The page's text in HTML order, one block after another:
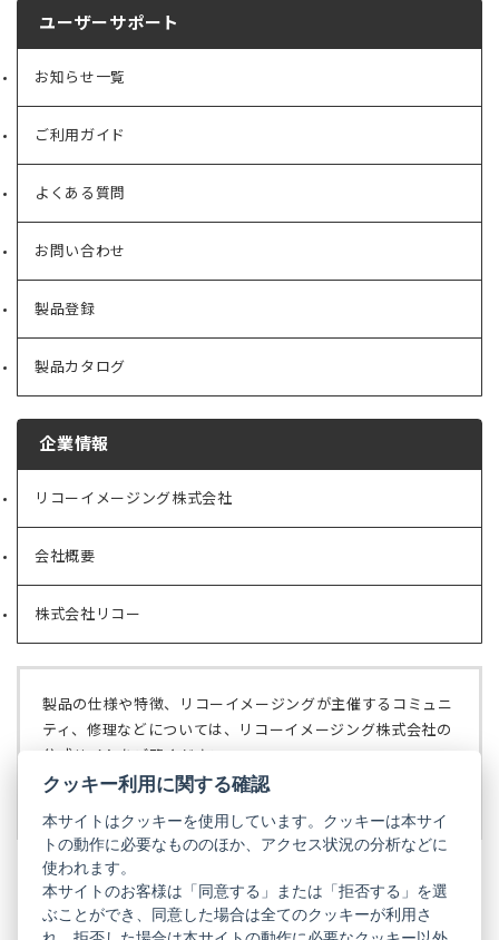
ユーザーサポート
お知らせ一覧
ご利用ガイド
よくある質問
お問い合わせ
製品登録
製品カタログ
企業情報
リコーイメージング株式会社
（新
タ
ブ
で
開
く）
会社概要
（新
タ
ブ
く）
株式会社リコー
（新
ブ
開
製品の仕様や特徴、リコーイメージングが主催するコミュニ
ティ、修理などについては、リコーイメージング株式会社の
公式サイトをご覧ください。
リコーイメージング株式会社の公式サイト
（新
し
タ
ブ
で
開
PENTAX
クッキー利用に関する確認
本サイトはクッキーを使用しています。クッキーは本サイ
トの動作に必要なもののほか、アクセス状況の分析などに
使われます。
本サイトのお客様は「同意する」または「拒否する」を選
ぶことができ、同意した場合は全てのクッキーが利用さ